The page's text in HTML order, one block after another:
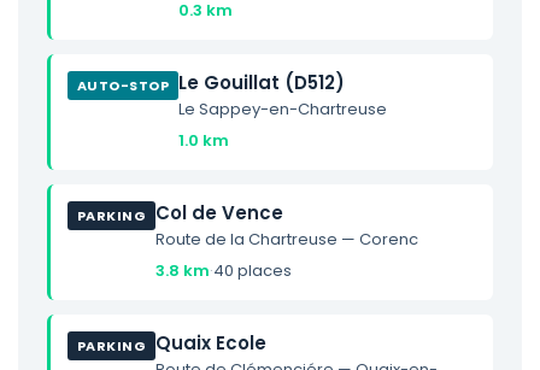
0.3 km
AUTO-STOP Le Gouillat (D512)
Le Sappey-en-Chartreuse
1.0 km
PARKING Col de Vence
Route de la Chartreuse — Corenc
3.8 km·40 places
PARKING Quaix Ecole